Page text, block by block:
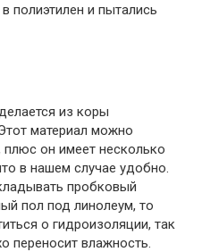
полиэтилен и пытались
из коры
материал можно
он имеет несколько
в нашем случае удобно.
пробковый
пол под линолеум, то
о гидроизоляции, так
переносит влажность.